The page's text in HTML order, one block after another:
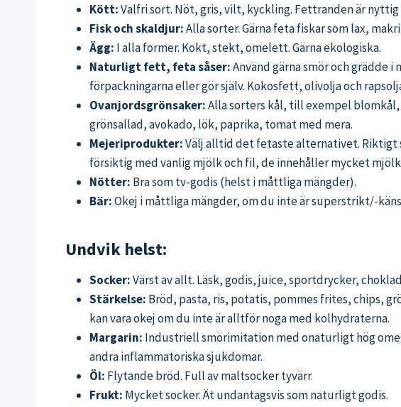
Kött:Valfri sort. Nöt, gris, vilt, kyckling. Fettranden är
Fisk och skaldjur:Alla sorter. Gärna feta fiskar som lax,
Ägg: I alla former. Kokt, stekt, omelett. Gärna ekologiska.
Naturligt fett, feta såser:Använd gärna smör och grädde
förpackningarna eller gör själv. Kokosfett, olivolja och
Ovanjordsgrönsaker:Alla sorters kål, till exempel
grönsallad, avokado, lök, paprika, tomat med mera.
Mejeriprodukter:Välj alltid det fetaste alternativet. Riktigt
försiktig med vanlig mjölk och fil, de innehåller mycket
Nötter: Bra som tv-godis (helst i måttliga mängder).
Bär:Okej i måttliga mängder, om du inte är superstrikt/-
Undvik helst:
Socker:Värst av allt. Läsk, godis, juice, sportdrycker,
Stärkelse: Bröd, pasta, ris, potatis, pommes frites, chips,
kan vara okej om du inte är alltför noga med kolhydraterna.
Margarin: Industriell smörimitation med onaturligt hög
andra inflammatoriska sjukdomar.
Öl: Flytande bröd. Full av maltsocker tyvärr.
Frukt: Mycket socker. Ät undantagsvis som naturligt godis.